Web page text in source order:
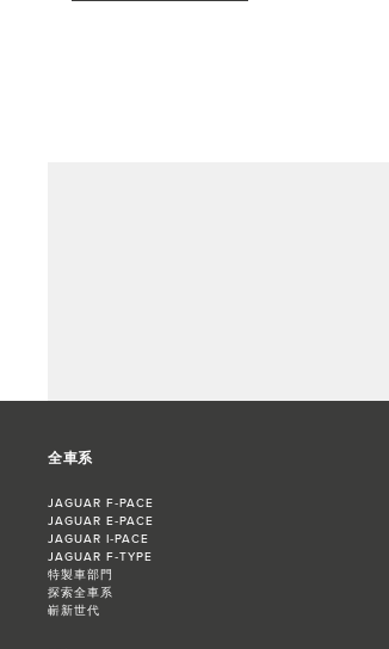
全車系
JAGUAR F‑PACE
JAGUAR E‑PACE
JAGUAR I‑PACE
JAGUAR F‑TYPE
特製車部門
探索全車系
嶄新世代